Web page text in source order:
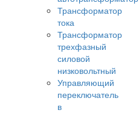
Трансформатор
тока
Трансформатор
трехфазный
силовой
низковольтный
Управляющий
переключатель
в